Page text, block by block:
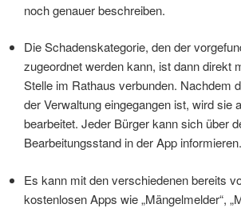
noch genauer beschreiben.
Die Schadenskategorie, den der
zugeordnet werden kann, ist dann direkt
Stelle im Rathaus verbunden. Nachdem
der Verwaltung eingegangen ist, wird sie
bearbeitet. Jeder Bürger kann sich über
Bearbeitungsstand in der App informieren.
Es kann mit den verschiedenen bereits
kostenlosen Apps wie „Mängelmelder“,